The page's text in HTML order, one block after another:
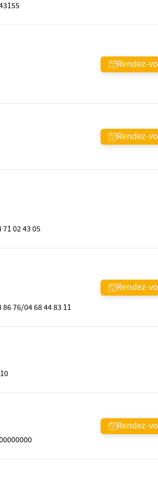
Rendez-
Rendez-
71 02 43 05
86 76/04 68 44 83 11
Rendez-
Rendez-